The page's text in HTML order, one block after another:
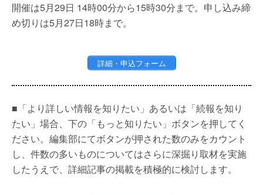
開催は5月29日 14時00分から15時30分まで。申し込み締
め切りは5月27日18時まで。
詳細・申込フォーム
■「より詳しい情報を知りたい」あるいは「続報を知り
たい」場合、下の「もっと知りたい」ボタンを押してく
ださい。編集部にてボタンが押された数のみをカウント
し、件数の多いものについてはさらに深掘り取材を実施
したうえで、詳細記事の掲載を積極的に検討します。